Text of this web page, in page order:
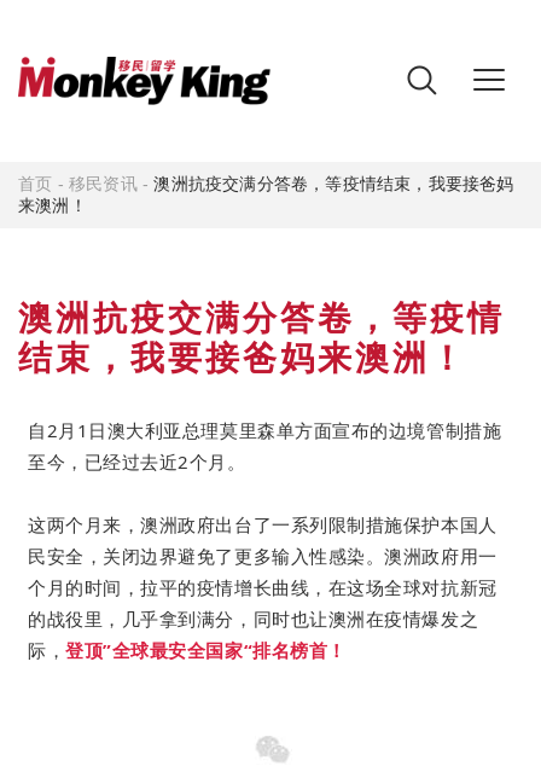
首页 -移民资讯-澳洲抗疫交满分答卷，等疫情结束，我要接爸妈
来澳洲！
澳洲抗疫交满分答卷，等疫情
结束，我要接爸妈来澳洲！
自2月1日澳大利亚总理莫里森单方面宣布的边境管制措施
至今，已经过去近2个月。
这两个月来，澳洲政府出台了一系列限制措施保护本国人
民安全，关闭边界避免了更多输入性感染。澳洲政府用一
个月的时间，拉平的疫情增长曲线，在这场全球对抗新冠
的战役里，几乎拿到满分，同时也让澳洲在疫情爆发之
际，登顶”全球最安全国家“排名榜首！